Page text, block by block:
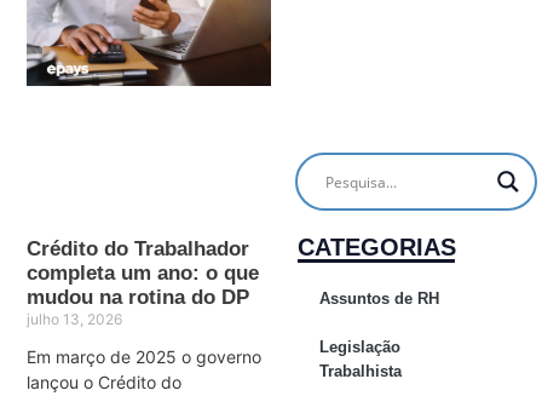
Crédito do Trabalhador
completa um ano: o que
mudou na rotina do DP
julho 13, 2026
Em março de 2025 o governo
lançou o Crédito do
CATEGORIAS
Assuntos de RH
Legislação
Trabalhista